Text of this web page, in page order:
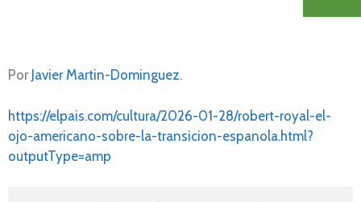
Por Javier Martin-Dominguez.
https://elpais.com/cultura/2026-01-28/robert-royal-el-
ojo-americano-sobre-la-transicion-espanola.html?
outputType=amp